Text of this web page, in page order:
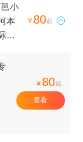
小
本
生
¥ 80起 
¥ 80起
查看